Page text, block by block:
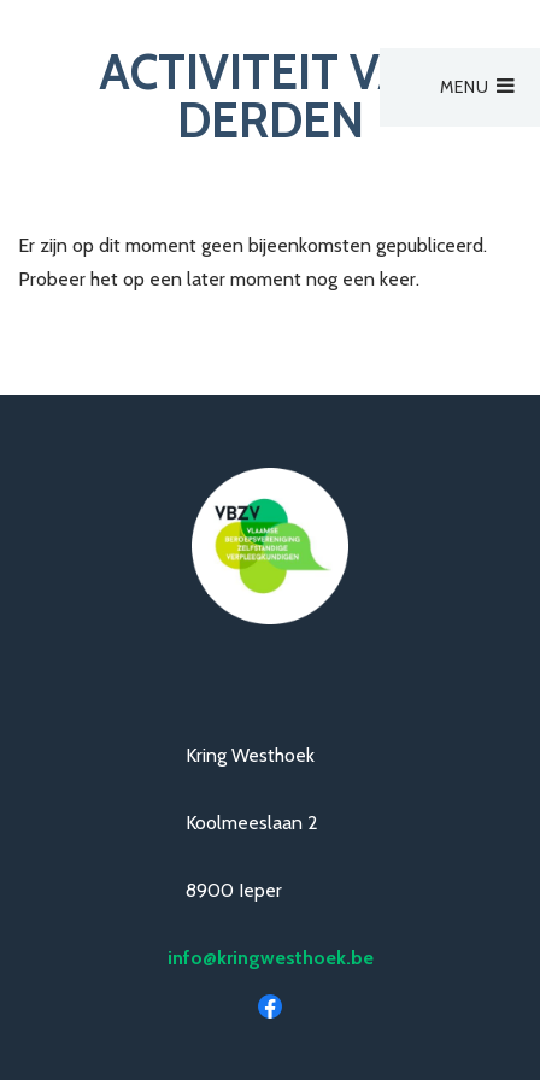
ACTIVITEIT VAN
DERDEN
MENU
Er zijn op dit moment geen bijeenkomsten gepubliceerd.
Probeer het op een later moment nog een keer.
Kring Westhoek
Koolmeeslaan 2
8900 Ieper
info@kringwesthoek.be
Hoofdmenu
Activiteiten
Zoek een verpleegkundige
Bestuur